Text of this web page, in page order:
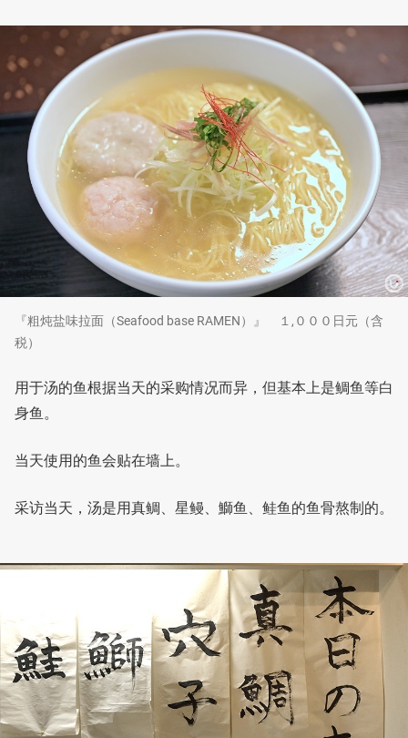
『粗炖盐味拉面（Seafood base RAMEN）』 １,０００日元（含
税）
用于汤的鱼根据当天的采购情况而异，但基本上是鲷鱼等白
身鱼。
当天使用的鱼会贴在墙上。
采访当天，汤是用真鲷、星鳗、鰤鱼、鲑鱼的鱼骨熬制的。